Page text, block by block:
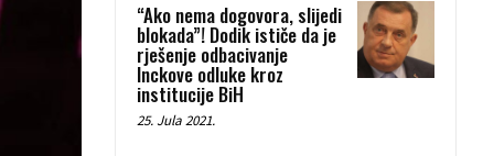
“Ako nema dogovora, slijedi
blokada”! Dodik ističe da je
rješenje odbacivanje
Inckove odluke kroz
institucije BiH
25. Jula 2021.